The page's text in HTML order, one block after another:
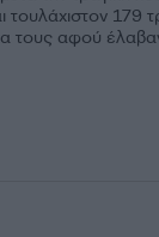
179
τους αφού